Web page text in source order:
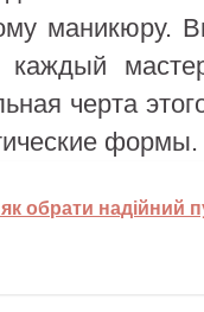
маникюру.
черта
формы.
обрати надійний